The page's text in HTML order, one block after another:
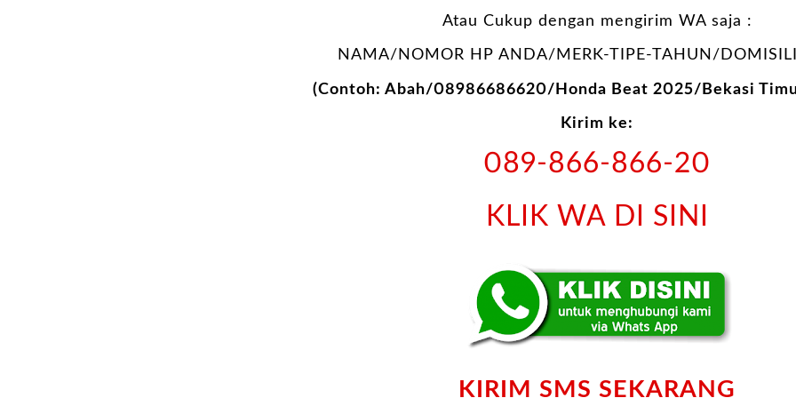
Atau Cukup dengan mengirim WA saja :
NAMA/NOMOR HP ANDA/MERK-TIPE-TAHUN/
(Contoh: Abah/08986686620/Honda Beat 2025/Bekasi
Kirim ke:
089-866-866-20
KLIK WA DI SINI
KIRIM SMS SEKARANG